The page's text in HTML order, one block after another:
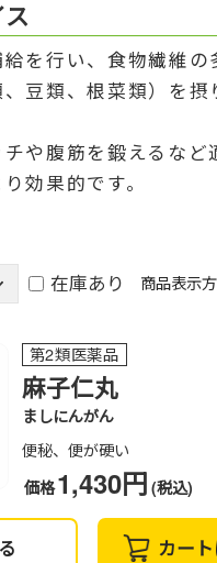
を行い、食物繊維の
、豆類、根菜類）を摂
や腹筋を鍛えるなど
効果的です。
在庫あり 商品表示方
第2類医薬品
麻子仁丸
ましにんがん
便秘、便が硬い
価格1,430円 (税込)
カー